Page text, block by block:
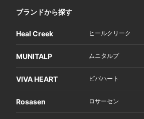
ブランドから探す
Heal Creek ヒールクリーク
MUNITALP ムニタルプ
VIVA HEART ビバハート
Rosasen ロサーセン